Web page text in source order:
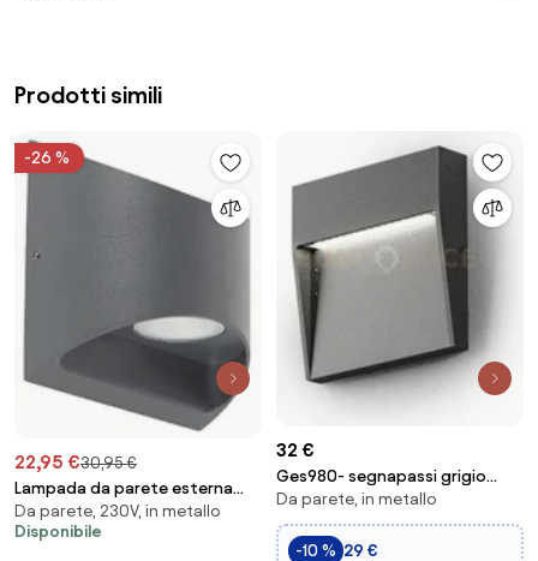
Prodotti simili
-26 %
22,95 €30,95 €
Lampada da parete esterna
moderna grigio scuro con LED 2
luci IP54 - Mal
Da parete, 230V, in metallo
Disponibile
32 €
Ges980- segnapassi grigio
antracite a led 4000k 147lm 3w
ip65 10,5cm
Da parete, in metallo
-10 % 29 €